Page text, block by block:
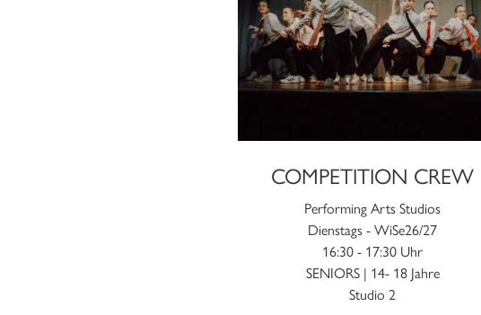
COMPETITION CREW
Performing Arts Studios
Dienstags - WiSe26/27
16:30 - 17:30 Uhr
SENIORS | 14- 18 Jahre
Studio 2
Die
Optionen
können
auf
der
gewählt